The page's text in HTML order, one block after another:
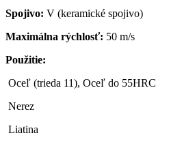
Spojivo: V (keramické spojivo)
Maximálna rýchlosť: 50 m/s
Použitie:
Oceľ (trieda 11), Oceľ do 55HRC
Nerez
Liatina